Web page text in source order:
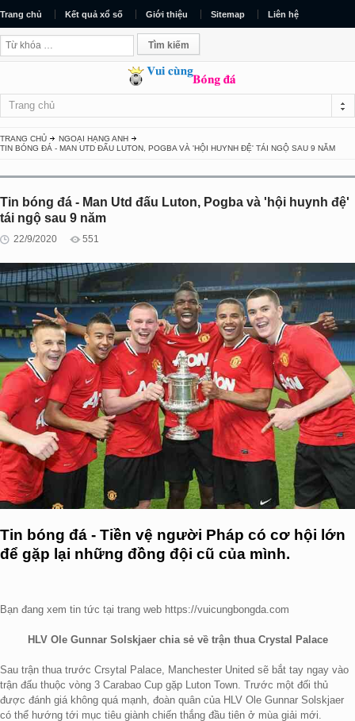
Trang chủ Kết quả xổ số Giới thiệu Sitemap Liên hệ
Trang chủ
TRANG CHỦ
NGOẠI HẠNG ANH
TIN BÓNG ĐÁ - MAN UTD ĐẤU LUTON, POGBA VÀ 'HỘI HUYNH ĐỆ' TÁI NGỘ SAU 9 NĂM
Tin bóng đá - Man Utd đấu Luton, Pogba và 'hội huynh đệ'
tái ngộ sau 9 năm
22/9/2020 551
Tin bóng đá - Tiền vệ người Pháp có cơ hội lớn
để gặp lại những đồng đội cũ của mình.
Bạn đang xem tin tức tại trang web https://vuicungbongda.com
HLV Ole Gunnar Solskjaer chia sẻ về trận thua Crystal Palace
Sau trận thua trước Crsytal Palace, Manchester United sẽ bắt tay ngay vào
trận đấu thuộc vòng 3 Carabao Cup gặp Luton Town. Trước một đối thủ
được đánh giá không quá mạnh, đoàn quân của HLV Ole Gunnar Solskjaer
có thể hướng tới mục tiêu giành chiến thắng đầu tiên ở mùa giải mới.